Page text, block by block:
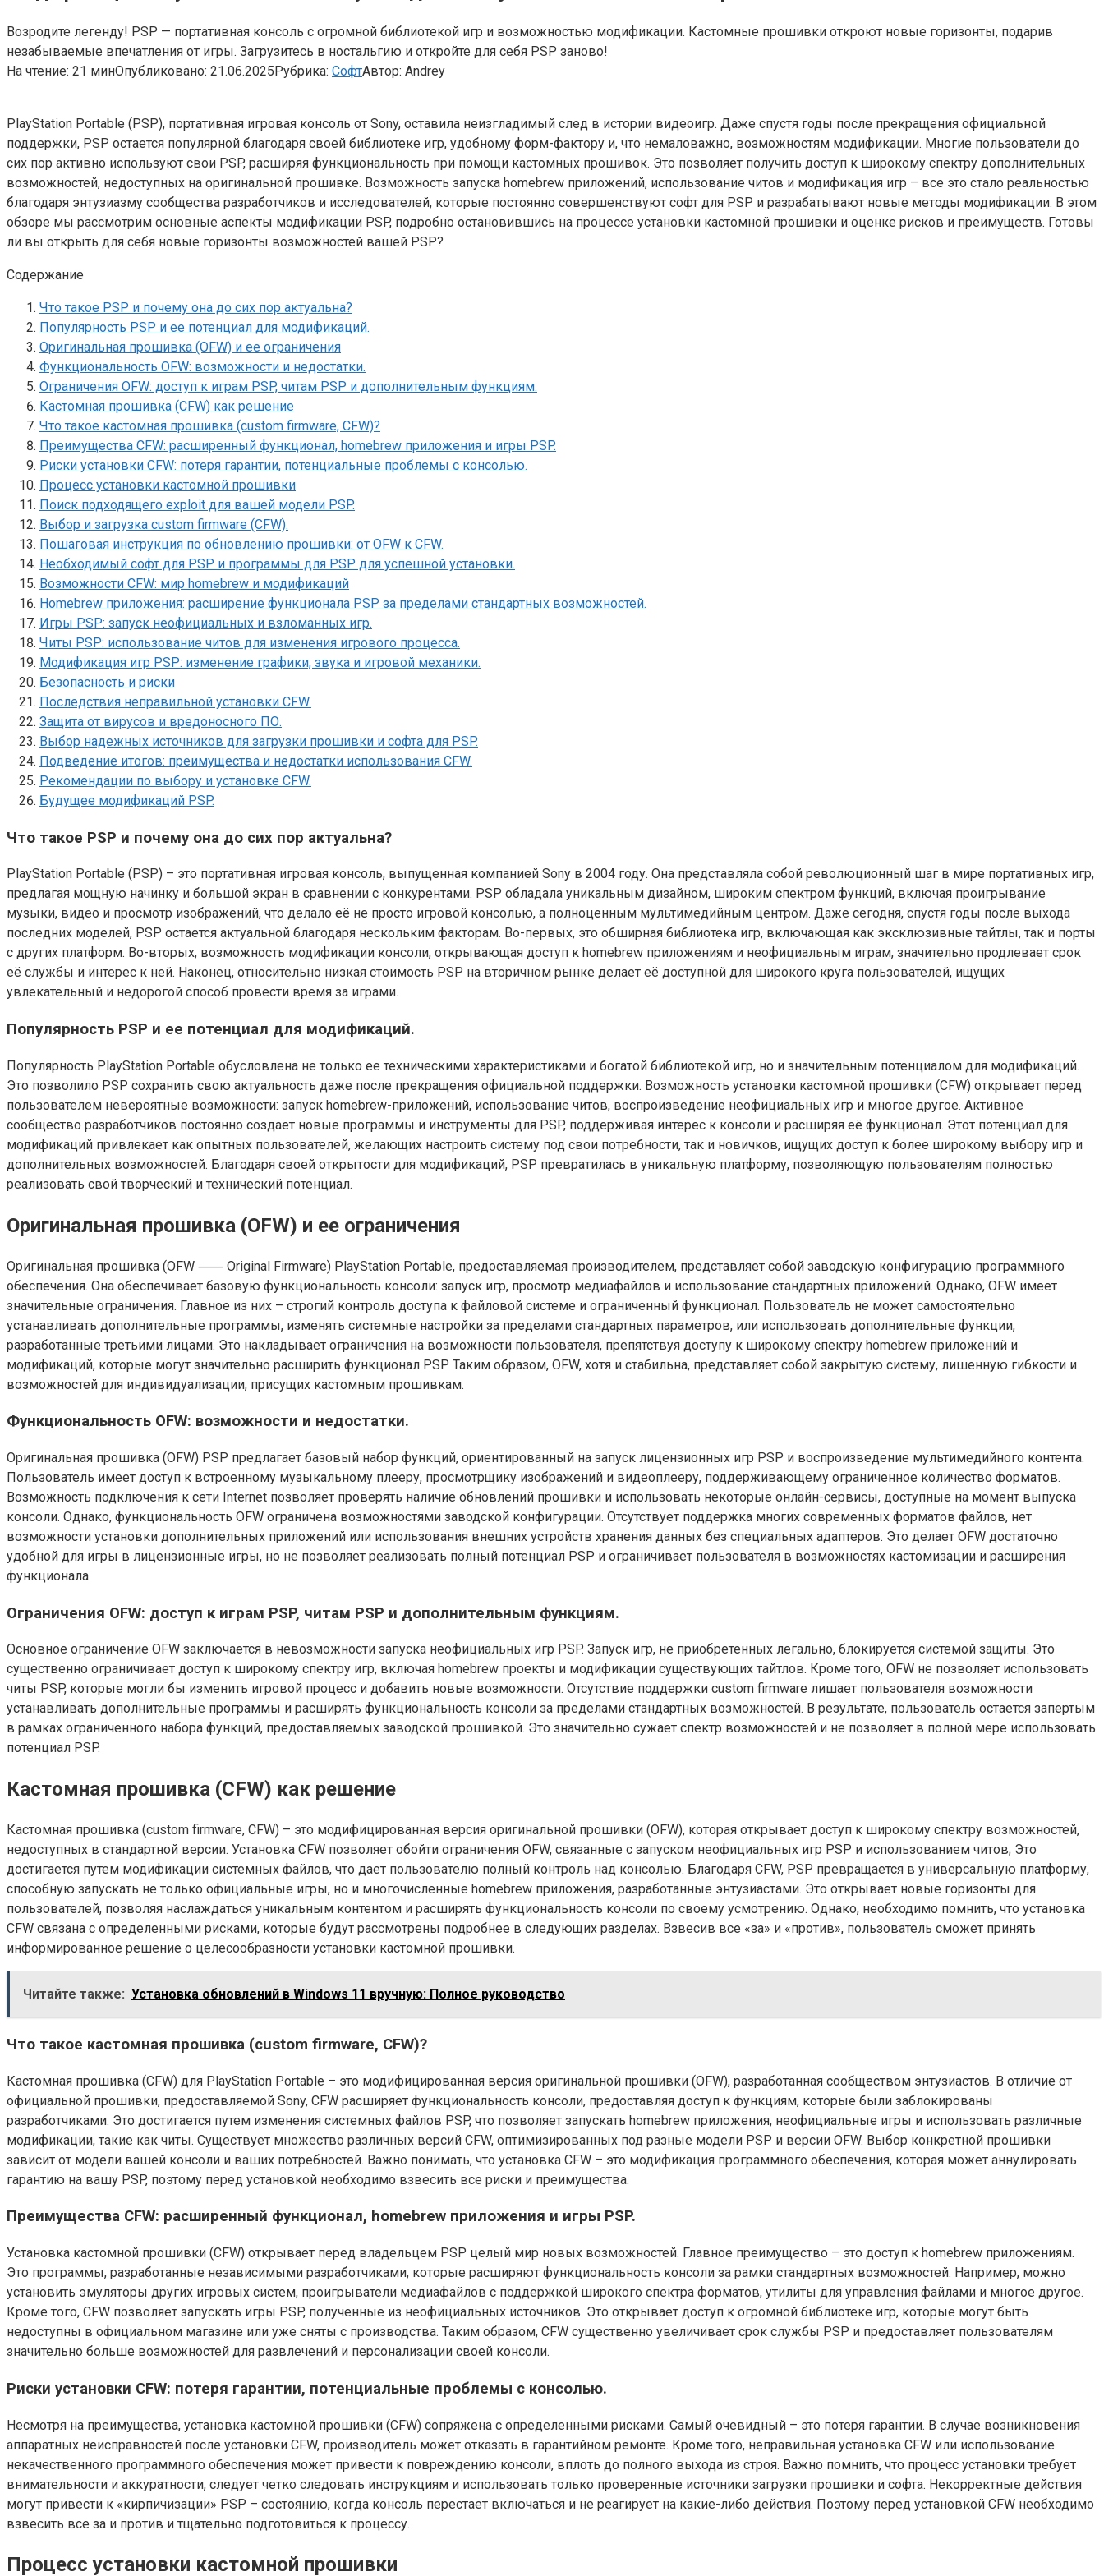
Возродите легенду! PSP — портативная консоль с огромной библиотекой игр и возможностью модификации. Кастомные прошивки откроют новые горизонты, подарив
незабываемые впечатления от игры. Загрузитесь в ностальгию и откройте для себя PSP заново!
На чтение: 21 минОпубликовано: 21.06.2025Рубрика: СофтАвтор: Andrey
PlayStation Portable (PSP), портативная игровая консоль от Sony, оставила неизгладимый след в истории видеоигр. Даже спустя годы после прекращения официальной
поддержки, PSP остается популярной благодаря своей библиотеке игр, удобному форм-фактору и, что немаловажно, возможностям модификации. Многие пользователи до
сих пор активно используют свои PSP, расширяя функциональность при помощи кастомных прошивок. Это позволяет получить доступ к широкому спектру дополнительных
возможностей, недоступных на оригинальной прошивке. Возможность запуска homebrew приложений, использование читов и модификация игр – все это стало реальностью
благодаря энтузиазму сообщества разработчиков и исследователей, которые постоянно совершенствуют софт для PSP и разрабатывают новые методы модификации. В этом
обзоре мы рассмотрим основные аспекты модификации PSP, подробно остановившись на процессе установки кастомной прошивки и оценке рисков и преимуществ. Готовы
ли вы открыть для себя новые горизонты возможностей вашей PSP?
Содержание
Что такое PSP и почему она до сих пор актуальна?
Популярность PSP и ее потенциал для модификаций.
Оригинальная прошивка (OFW) и ее ограничения
Функциональность OFW: возможности и недостатки.
Ограничения OFW: доступ к играм PSP, читам PSP и дополнительным функциям.
Кастомная прошивка (CFW) как решение
Что такое кастомная прошивка (custom firmware, CFW)?
Преимущества CFW: расширенный функционал, homebrew приложения и игры PSP.
Риски установки CFW: потеря гарантии, потенциальные проблемы с консолью.
Процесс установки кастомной прошивки
Поиск подходящего exploit для вашей модели PSP.
Выбор и загрузка custom firmware (CFW).
Пошаговая инструкция по обновлению прошивки: от OFW к CFW.
Необходимый софт для PSP и программы для PSP для успешной установки.
Возможности CFW: мир homebrew и модификаций
Homebrew приложения: расширение функционала PSP за пределами стандартных возможностей.
Игры PSP: запуск неофициальных и взломанных игр.
Читы PSP: использование читов для изменения игрового процесса.
Модификация игр PSP: изменение графики, звука и игровой механики.
Безопасность и риски
Последствия неправильной установки CFW.
Защита от вирусов и вредоносного ПО.
Выбор надежных источников для загрузки прошивки и софта для PSP.
Подведение итогов: преимущества и недостатки использования CFW.
Рекомендации по выбору и установке CFW.
Будущее модификаций PSP.
Что такое PSP и почему она до сих пор актуальна?
PlayStation Portable (PSP) – это портативная игровая консоль, выпущенная компанией Sony в 2004 году. Она представляла собой революционный шаг в мире портативных игр,
предлагая мощную начинку и большой экран в сравнении с конкурентами. PSP обладала уникальным дизайном, широким спектром функций, включая проигрывание
музыки, видео и просмотр изображений, что делало её не просто игровой консолью, а полноценным мультимедийным центром. Даже сегодня, спустя годы после выхода
последних моделей, PSP остается актуальной благодаря нескольким факторам. Во-первых, это обширная библиотека игр, включающая как эксклюзивные тайтлы, так и порты
с других платформ. Во-вторых, возможность модификации консоли, открывающая доступ к homebrew приложениям и неофициальным играм, значительно продлевает срок
её службы и интерес к ней. Наконец, относительно низкая стоимость PSP на вторичном рынке делает её доступной для широкого круга пользователей, ищущих
увлекательный и недорогой способ провести время за играми.
Популярность PSP и ее потенциал для модификаций.
Популярность PlayStation Portable обусловлена не только ее техническими характеристиками и богатой библиотекой игр, но и значительным потенциалом для модификаций.
Это позволило PSP сохранить свою актуальность даже после прекращения официальной поддержки. Возможность установки кастомной прошивки (CFW) открывает перед
пользователем невероятные возможности: запуск homebrew-приложений, использование читов, воспроизведение неофициальных игр и многое другое. Активное
сообщество разработчиков постоянно создает новые программы и инструменты для PSP, поддерживая интерес к консоли и расширяя её функционал. Этот потенциал для
модификаций привлекает как опытных пользователей, желающих настроить систему под свои потребности, так и новичков, ищущих доступ к более широкому выбору игр и
дополнительных возможностей. Благодаря своей открытости для модификаций, PSP превратилась в уникальную платформу, позволяющую пользователям полностью
реализовать свой творческий и технический потенциал.
Оригинальная прошивка (OFW) и ее ограничения
Оригинальная прошивка (OFW ⸺ Original Firmware) PlayStation Portable, предоставляемая производителем, представляет собой заводскую конфигурацию программного
обеспечения. Она обеспечивает базовую функциональность консоли: запуск игр, просмотр медиафайлов и использование стандартных приложений. Однако, OFW имеет
значительные ограничения. Главное из них – строгий контроль доступа к файловой системе и ограниченный функционал. Пользователь не может самостоятельно
устанавливать дополнительные программы, изменять системные настройки за пределами стандартных параметров, или использовать дополнительные функции,
разработанные третьими лицами. Это накладывает ограничения на возможности пользователя, препятствуя доступу к широкому спектру homebrew приложений и
модификаций, которые могут значительно расширить функционал PSP. Таким образом, OFW, хотя и стабильна, представляет собой закрытую систему, лишенную гибкости и
возможностей для индивидуализации, присущих кастомным прошивкам.
Функциональность OFW: возможности и недостатки.
Оригинальная прошивка (OFW) PSP предлагает базовый набор функций, ориентированный на запуск лицензионных игр PSP и воспроизведение мультимедийного контента.
Пользователь имеет доступ к встроенному музыкальному плееру, просмотрщику изображений и видеоплееру, поддерживающему ограниченное количество форматов.
Возможность подключения к сети Internet позволяет проверять наличие обновлений прошивки и использовать некоторые онлайн-сервисы, доступные на момент выпуска
консоли. Однако, функциональность OFW ограничена возможностями заводской конфигурации. Отсутствует поддержка многих современных форматов файлов, нет
возможности установки дополнительных приложений или использования внешних устройств хранения данных без специальных адаптеров. Это делает OFW достаточно
удобной для игры в лицензионные игры, но не позволяет реализовать полный потенциал PSP и ограничивает пользователя в возможностях кастомизации и расширения
функционала.
Ограничения OFW: доступ к играм PSP, читам PSP и дополнительным функциям.
Основное ограничение OFW заключается в невозможности запуска неофициальных игр PSP. Запуск игр, не приобретенных легально, блокируется системой защиты. Это
существенно ограничивает доступ к широкому спектру игр, включая homebrew проекты и модификации существующих тайтлов. Кроме того, OFW не позволяет использовать
читы PSP, которые могли бы изменить игровой процесс и добавить новые возможности. Отсутствие поддержки custom firmware лишает пользователя возможности
устанавливать дополнительные программы и расширять функциональность консоли за пределами стандартных возможностей. В результате, пользователь остается запертым
в рамках ограниченного набора функций, предоставляемых заводской прошивкой. Это значительно сужает спектр возможностей и не позволяет в полной мере использовать
потенциал PSP.
Кастомная прошивка (CFW) как решение
Кастомная прошивка (custom firmware, CFW) – это модифицированная версия оригинальной прошивки (OFW), которая открывает доступ к широкому спектру возможностей,
недоступных в стандартной версии. Установка CFW позволяет обойти ограничения OFW, связанные с запуском неофициальных игр PSP и использованием читов; Это
достигается путем модификации системных файлов, что дает пользователю полный контроль над консолью. Благодаря CFW, PSP превращается в универсальную платформу,
способную запускать не только официальные игры, но и многочисленные homebrew приложения, разработанные энтузиастами. Это открывает новые горизонты для
пользователей, позволяя наслаждаться уникальным контентом и расширять функциональность консоли по своему усмотрению. Однако, необходимо помнить, что установка
CFW связана с определенными рисками, которые будут рассмотрены подробнее в следующих разделах. Взвесив все «за» и «против», пользователь сможет принять
информированное решение о целесообразности установки кастомной прошивки.
Читайте также: Установка обновлений в Windows 11 вручную: Полное руководство
Что такое кастомная прошивка (custom firmware, CFW)?
Кастомная прошивка (CFW) для PlayStation Portable – это модифицированная версия оригинальной прошивки (OFW), разработанная сообществом энтузиастов. В отличие от
официальной прошивки, предоставляемой Sony, CFW расширяет функциональность консоли, предоставляя доступ к функциям, которые были заблокированы
разработчиками. Это достигается путем изменения системных файлов PSP, что позволяет запускать homebrew приложения, неофициальные игры и использовать различные
модификации, такие как читы. Существует множество различных версий CFW, оптимизированных под разные модели PSP и версии OFW. Выбор конкретной прошивки
зависит от модели вашей консоли и ваших потребностей. Важно понимать, что установка CFW – это модификация программного обеспечения, которая может аннулировать
гарантию на вашу PSP, поэтому перед установкой необходимо взвесить все риски и преимущества.
Преимущества CFW: расширенный функционал, homebrew приложения и игры PSP.
Установка кастомной прошивки (CFW) открывает перед владельцем PSP целый мир новых возможностей. Главное преимущество – это доступ к homebrew приложениям.
Это программы, разработанные независимыми разработчиками, которые расширяют функциональность консоли за рамки стандартных возможностей. Например, можно
установить эмуляторы других игровых систем, проигрыватели медиафайлов с поддержкой широкого спектра форматов, утилиты для управления файлами и многое другое.
Кроме того, CFW позволяет запускать игры PSP, полученные из неофициальных источников. Это открывает доступ к огромной библиотеке игр, которые могут быть
недоступны в официальном магазине или уже сняты с производства. Таким образом, CFW существенно увеличивает срок службы PSP и предоставляет пользователям
значительно больше возможностей для развлечений и персонализации своей консоли.
Риски установки CFW: потеря гарантии, потенциальные проблемы с консолью.
Несмотря на преимущества, установка кастомной прошивки (CFW) сопряжена с определенными рисками. Самый очевидный – это потеря гарантии. В случае возникновения
аппаратных неисправностей после установки CFW, производитель может отказать в гарантийном ремонте. Кроме того, неправильная установка CFW или использование
некачественного программного обеспечения может привести к повреждению консоли, вплоть до полного выхода из строя. Важно помнить, что процесс установки требует
внимательности и аккуратности, следует четко следовать инструкциям и использовать только проверенные источники загрузки прошивки и софта. Некорректные действия
могут привести к «кирпичизации» PSP – состоянию, когда консоль перестает включаться и не реагирует на какие-либо действия. Поэтому перед установкой CFW необходимо
взвесить все за и против и тщательно подготовиться к процессу.
Процесс установки кастомной прошивки